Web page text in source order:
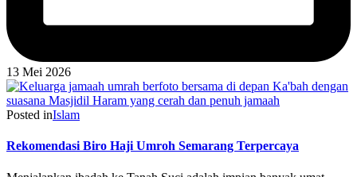
13 Mei 2026
Posted inIslam
Rekomendasi Biro Haji Umroh Semarang Terpercaya